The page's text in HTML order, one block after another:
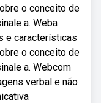
o conceito de
a. Weba
e características
o conceito de
a. Webcom
verbal e não